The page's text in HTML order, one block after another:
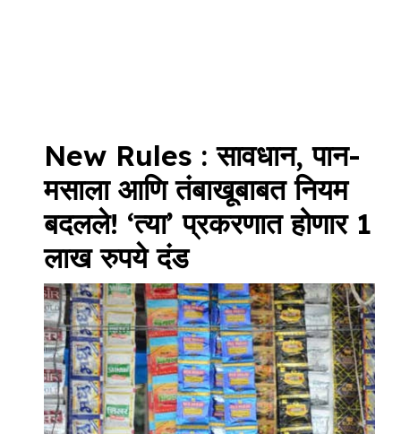
New Rules : सावधान, पान-
मसाला आणि तंबाखूबाबत नियम
बदलले! ‘त्या’ प्रकरणात होणार 1
लाख रुपये दंड